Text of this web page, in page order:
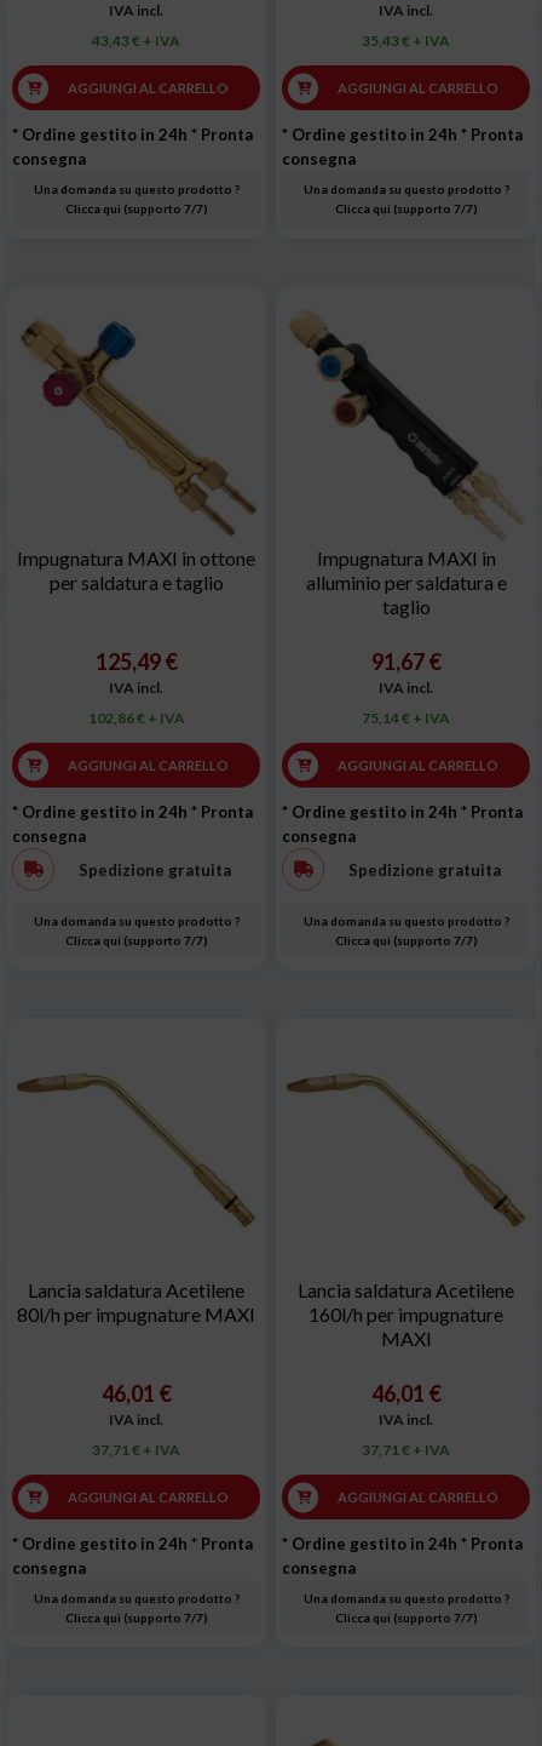
IVA incl.
43,43 € + IVA
AGGIUNGI AL CARRELLO
* Ordine gestito in 24h * Pronta
consegna
Una domanda su questo prodotto ?
Clicca qui (supporto 7/7)
IVA incl.
35,43 € + IVA
AGGIUNGI AL CARRELLO
* Ordine gestito in 24h * Pronta
consegna
Una domanda su questo prodotto ?
Clicca qui (supporto 7/7)
Impugnatura MAXI in ottone
per saldatura e taglio
125,49 €
IVA incl.
102,86 € + IVA
AGGIUNGI AL CARRELLO
* Ordine gestito in 24h * Pronta
consegna
Spedizione gratuita
Una domanda su questo prodotto ?
Clicca qui (supporto 7/7)
Impugnatura MAXI in
alluminio per saldatura e
taglio
91,67 €
IVA incl.
75,14 € + IVA
AGGIUNGI AL CARRELLO
* Ordine gestito in 24h * Pronta
consegna
Spedizione gratuita
Una domanda su questo prodotto ?
Clicca qui (supporto 7/7)
Lancia saldatura Acetilene
80l/h per impugnature MAXI
46,01 €
IVA incl.
37,71 € + IVA
AGGIUNGI AL CARRELLO
* Ordine gestito in 24h * Pronta
consegna
Una domanda su questo prodotto ?
Clicca qui (supporto 7/7)
Lancia saldatura Acetilene
160l/h per impugnature
MAXI
46,01 €
IVA incl.
37,71 € + IVA
AGGIUNGI AL CARRELLO
* Ordine gestito in 24h * Pronta
consegna
Una domanda su questo prodotto ?
Clicca qui (supporto 7/7)